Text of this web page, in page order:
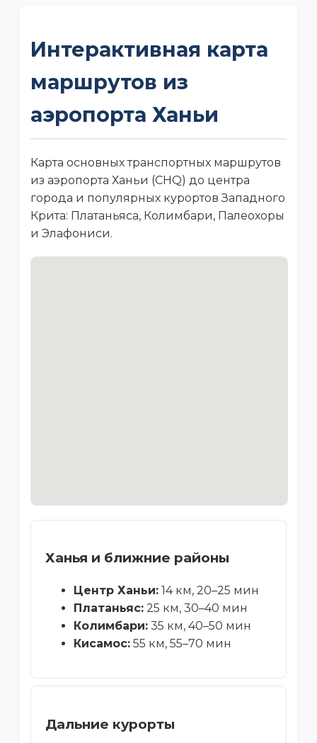
Интерактивная карта
маршрутов из
аэропорта Ханьи
Карта основных транспортных маршрутов
из аэропорта Ханьи (CHQ) до центра
города и популярных курортов Западного
Крита: Платаньяса, Колимбари, Палеохоры
и Элафониси.
Ханья и ближние районы
Центр Ханьи: 14 км, 20–25 мин
Платаньяс: 25 км, 30–40 мин
Колимбари: 35 км, 40–50 мин
Кисамос: 55 км, 55–70 мин
Дальние курорты